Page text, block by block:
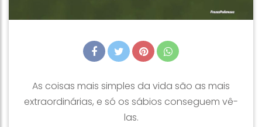
As coisas mais simples da vida são as mais
extraordinárias, e só os sábios conseguem vê-
las.